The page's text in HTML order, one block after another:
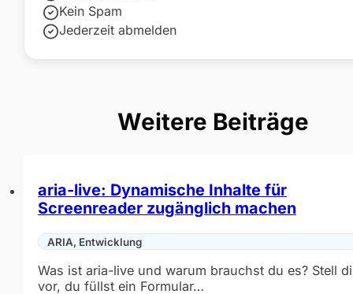
Kein Spam
Jederzeit abmelden
Weitere Beiträge
aria-live: Dynamische Inhalte für
Screenreader zugänglich machen
ARIA, Entwicklung
Was ist aria-live und warum brauchst du es? Stell
vor, du füllst ein Formular…